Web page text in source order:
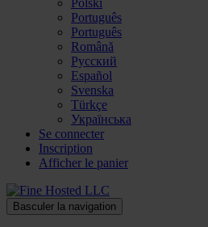
Polski
Português
Português
Română
Русский
Español
Svenska
Türkçe
Українська
Se connecter
Inscription
Afficher le panier
Basculer la navigation